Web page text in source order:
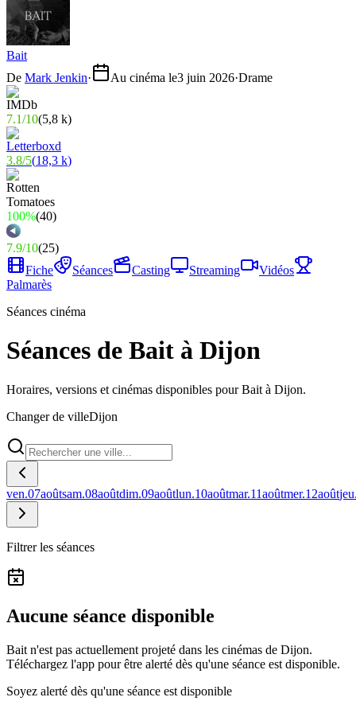
Bait
De Mark Jenkin· Au cinéma le3 juin 2026·Drame
7.1/10(5,8 k)
3.8/5(18,3 k)
100%(40)
7.9/10(25)
Fiche
Séances Casting Streaming
Vidéos
Palmarès
Séances cinéma
Séances de Bait à Dijon
Horaires, versions et cinémas disponibles pour Bait à Dijon.
Changer de villeDijon
ven.07aoûtsam.08aoûtdim.09aoûtlun.10aoûtmar.11aoûtmer.12août
Filtrer les séances
Aucune séance disponible
Bait n'est pas actuellement projeté dans les cinémas de Dijon.
Téléchargez l'app pour être alerté dès qu'une séance est disponible.
Soyez alerté dès qu'une séance est disponible